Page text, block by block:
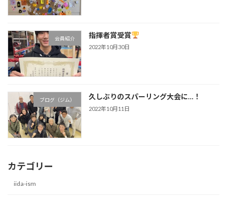
会員紹介 指揮者賞受賞
2022年10月30日
ブログ（ジム） 久しぶりのスパーリング大会に…！
2022年10月11日
カテゴリー
iida-ism